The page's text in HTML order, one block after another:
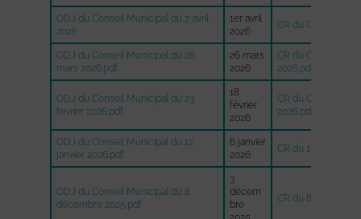
ODJ du Conseil Municipal du 7 avril
2026
1er avril
2026
CR du Conseil
ODJ du Conseil Municipal du 28
mars 2026.pdf
26 mars
2026
CR du Conseil
2026.pdf
ODJ du Conseil Municipal du 23
fevrier 2026.pdf
18
février
2026
CR du Conseil
2026.pdf
ODJ du Conseil Municipal du 12
janvier 2026.pdf
6 janvier
2026
CR du 12 janvier
ODJ du Conseil Municipal du 8
décembre 2025.pdf
3
décem
bre
CR du 8